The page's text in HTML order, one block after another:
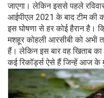
जाएगा। लेकिन इससे पहले
आईपीएल 2021 के बाद टीम की
इस घोषणा से हर कोई हैरान
मशहूर कोहली आरसीबी को अभी
हैं। लेकिन इस बार वह खिताब
कई रिकॉर्ड्स ऐसे हैं जिन्हें आज